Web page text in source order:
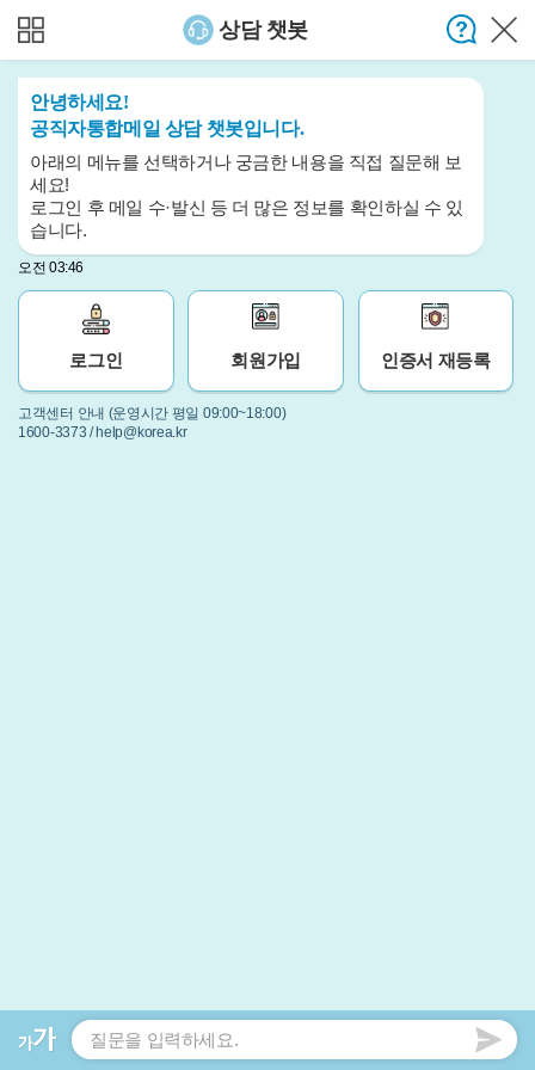
상담 챗봇
안녕하세요!
공직자통합메일 상담 챗봇입니다.
아래의 메뉴를 선택하거나 궁금한 내용을 직접 질문해 보
세요!
로그인 후 메일 수·발신 등 더 많은 정보를 확인하실 수 있
습니다.
오전 03:46
로그인 회원가입 인증서 재등록
고객센터 안내 (운영시간 평일 09:00~18:00)
1600-3373 / help@korea.kr